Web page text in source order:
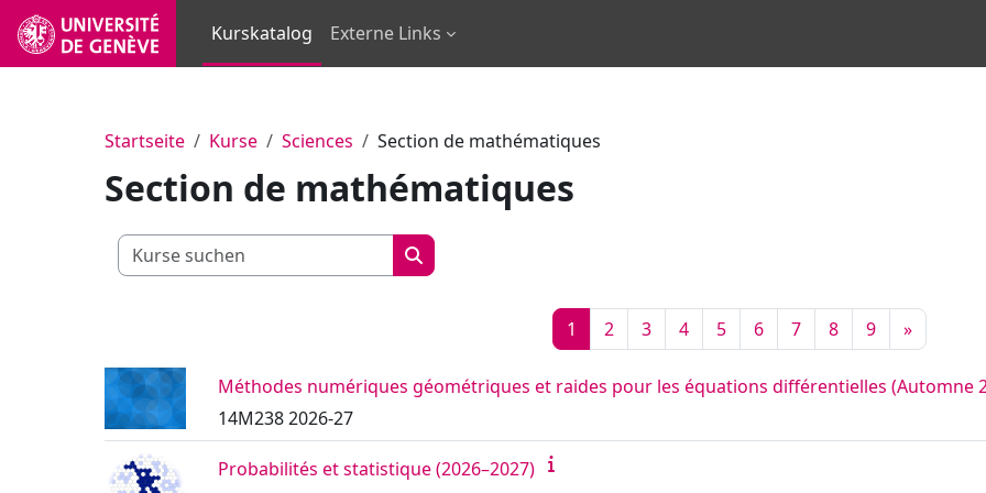
Zum Hauptinhalt
Kurskatalog
Externe Links
Startseite Kurse Sciences Section de mathématiques
Section de mathématiques
Kurse suchen
Kurse suchen
1 Seite 1
2 Seite 2
3Seite 3
4Seite 4
5Seite 5
6Seite 6
7Seite 7
8Seite 8
9Seite 9
»Nächste
Méthodes numériques géométriques et raides pour les équations différentielles (Automne
14M238 2026-27
Probabilités et statistique (2026–2027)